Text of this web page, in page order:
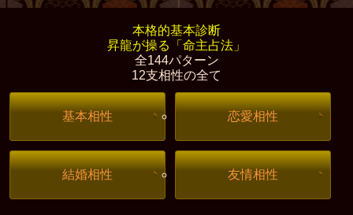
本格的基本診断
昇龍が操る「命主占法」
全144パターン
12支相性の全て
基本相性 恋愛相性
結婚相性 友情相性